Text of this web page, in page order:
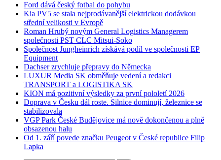
Ford dává český fotbal do pohybu
Kia PV5 se stala nejprodávanější elektrickou dodávkou
střední velikosti v Evropě
Roman Hrubý novým General Logistics Managerem
společnosti PST CLC Mitsui-Soko
Společnost Jungheinrich získává podíl ve společnosti EP
Equipment
Dachser zrychluje přepravy do Německa
LUXUR Media SK obměňuje vedení a redakci
TRANSPORT a LOGISTIKA SK
KION má pozitivní výsledky za první pololetí 2026
Doprava v Česku dál roste. Silnice dominují, železnice se
stabilizovala
VGP Park České Budějovice má nově dokončenou a plně
obsazenou halu
Od 1. září povede značku Peugeot v České republice Filip
Lapka